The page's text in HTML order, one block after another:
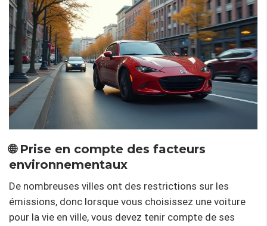
🌐 Prise en compte des facteurs
environnementaux
De nombreuses villes ont des restrictions sur les
émissions, donc lorsque vous choisissez une voiture
pour la vie en ville, vous devez tenir compte de ses